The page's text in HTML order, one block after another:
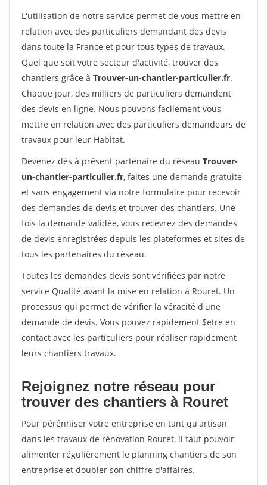
L'utilisation de notre service permet de vous mettre en
relation avec des particuliers demandant des devis
dans toute la France et pour tous types de travaux.
Quel que soit votre secteur d'activité, trouver des
chantiers grâce à Trouver-un-chantier-particulier.fr.
Chaque jour, des milliers de particuliers demandent
des devis en ligne. Nous pouvons facilement vous
mettre en relation avec des particuliers demandeurs de
travaux pour leur Habitat.
Devenez dès à présent partenaire du réseau Trouver-
un-chantier-particulier.fr, faites une demande gratuite
et sans engagement via notre formulaire pour recevoir
des demandes de devis et trouver des chantiers. Une
fois la demande validée, vous recevrez des demandes
de devis enregistrées depuis les plateformes et sites de
tous les partenaires du réseau.
Toutes les demandes devis sont vérifiées par notre
service Qualité avant la mise en relation à Rouret. Un
processus qui permet de vérifier la véracité d'une
demande de devis. Vous pouvez rapidement $etre en
contact avec les particuliers pour réaliser rapidement
leurs chantiers travaux.
Rejoignez notre réseau pour
trouver des chantiers à Rouret
Pour pérénniser votre entreprise en tant qu'artisan
dans les travaux de rénovation Rouret, il faut pouvoir
alimenter régulièrement le planning chantiers de son
entreprise et doubler son chiffre d'affaires.